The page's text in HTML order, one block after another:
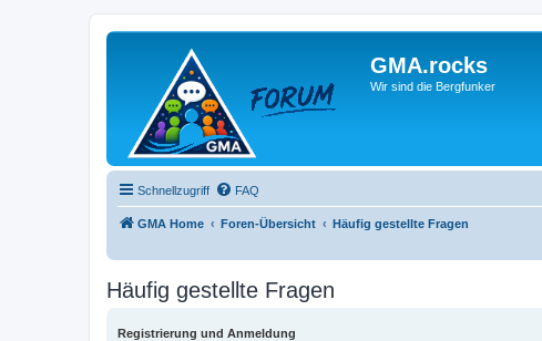
GMA.rocks
Wir sind die Bergfunker
Schnellzugriff FAQ
GMA Home Foren-Übersicht Häufig gestellte Fragen
Häufig gestellte Fragen
Registrierung und Anmeldung